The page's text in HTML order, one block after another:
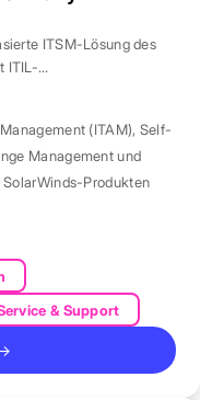
ITSM-Lösung des
ITIL-
(ITAM), Self-
Management und
Produkten
& Support